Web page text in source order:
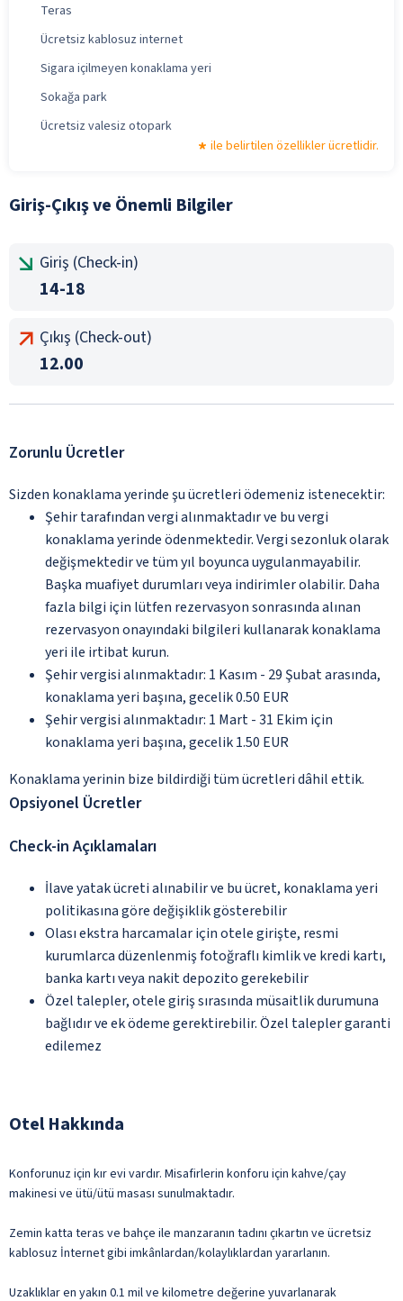
Teras
Ücretsiz kablosuz internet
Sigara içilmeyen konaklama yeri
Sokağa park
Ücretsiz valesiz otopark
ile belirtilen özellikler ücretlidir.
Giriş-Çıkış ve Önemli Bilgiler
Giriş (Check-in)
14-18
Çıkış (Check-out)
12.00
Zorunlu Ücretler
Sizden konaklama yerinde şu ücretleri ödemeniz istenecektir:
Şehir tarafından vergi alınmaktadır ve bu vergi
konaklama yerinde ödenmektedir. Vergi sezonluk olarak
değişmektedir ve tüm yıl boyunca uygulanmayabilir.
Başka muafiyet durumları veya indirimler olabilir. Daha
fazla bilgi için lütfen rezervasyon sonrasında alınan
rezervasyon onayındaki bilgileri kullanarak konaklama
yeri ile irtibat kurun.
Şehir vergisi alınmaktadır: 1 Kasım - 29 Şubat arasında,
konaklama yeri başına, gecelik 0.50 EUR
Şehir vergisi alınmaktadır: 1 Mart - 31 Ekim için
konaklama yeri başına, gecelik 1.50 EUR
Konaklama yerinin bize bildirdiği tüm ücretleri dâhil ettik.
Opsiyonel Ücretler
Check-in Açıklamaları
İlave yatak ücreti alınabilir ve bu ücret, konaklama yeri
politikasına göre değişiklik gösterebilir
Olası ekstra harcamalar için otele girişte, resmi
kurumlarca düzenlenmiş fotoğraflı kimlik ve kredi kartı,
banka kartı veya nakit depozito gerekebilir
Özel talepler, otele giriş sırasında müsaitlik durumuna
bağlıdır ve ek ödeme gerektirebilir. Özel talepler garanti
edilemez
Otel Hakkında
Konforunuz için kır evi vardır. Misafirlerin konforu için kahve/çay
makinesi ve ütü/ütü masası sunulmaktadır.
Zemin katta teras ve bahçe ile manzaranın tadını çıkartın ve ücretsiz
kablosuz İnternet gibi imkânlardan/kolaylıklardan yararlanın.
Uzaklıklar en yakın 0.1 mil ve kilometre değerine yuvarlanarak